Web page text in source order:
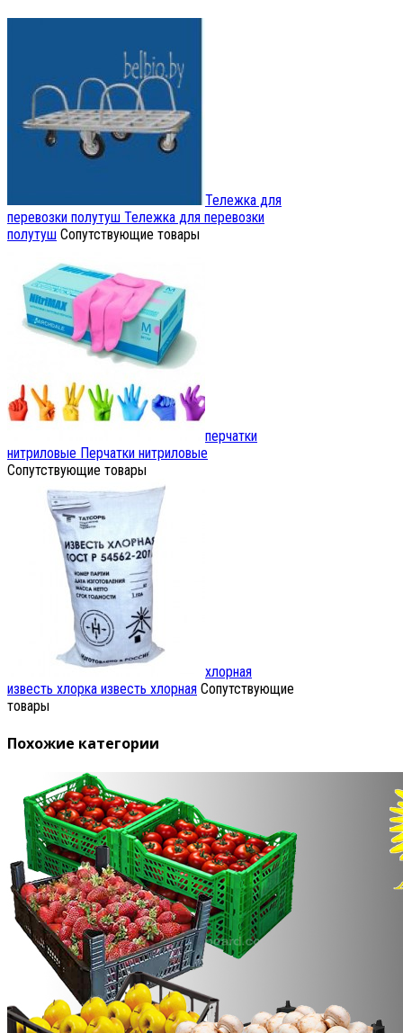
Тележка для
перевозки полутуш Тележка для перевозки
полутуш Сопутствующие товары
перчатки
нитриловые Перчатки нитриловые
Сопутствующие товары
хлорная
известь хлорка известь хлорная Сопутствующие
товары
Похожие категории